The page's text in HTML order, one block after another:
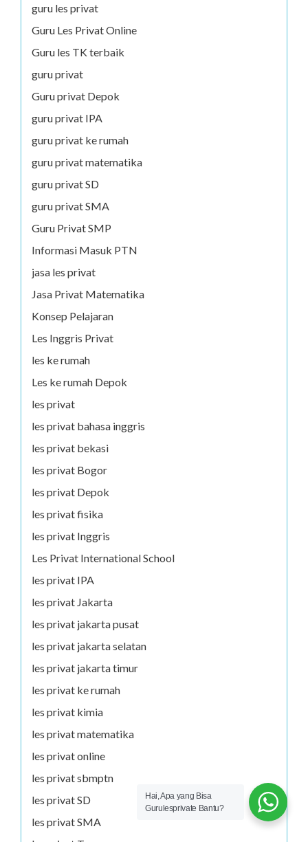
guru les privat
Guru Les Privat Online
Guru les TK terbaik
guru privat
Guru privat Depok
guru privat IPA
guru privat ke rumah
guru privat matematika
guru privat SD
guru privat SMA
Guru Privat SMP
Informasi Masuk PTN
jasa les privat
Jasa Privat Matematika
Konsep Pelajaran
Les Inggris Privat
les ke rumah
Les ke rumah Depok
les privat
les privat bahasa inggris
les privat bekasi
les privat Bogor
les privat Depok
les privat fisika
les privat Inggris
Les Privat International School
les privat IPA
les privat Jakarta
les privat jakarta pusat
les privat jakarta selatan
les privat jakarta timur
les privat ke rumah
les privat kimia
les privat matematika
les privat online
les privat sbmptn
les privat SD
les privat SMA
Hai, Apa yang Bisa
Gurulesprivate Bantu?